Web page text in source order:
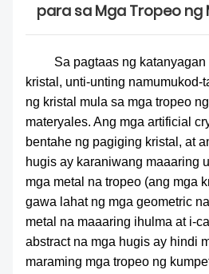
WORKSHOP
MAKIPAG-UGNAYAN SA AMIN
KATALOGO NG PRODUKTO
BALITA
para sa Mga Tropeo ng
Sa pagtaas ng katanyagan
kristal, unti-unting namumukod-
ng kristal mula sa mga tropeo
materyales. Ang mga artificial
bentahe ng pagiging kristal, at
hugis ay karaniwang maaaring
mga metal na tropeo (ang mga
gawa lahat ng mga geometric
metal na maaaring ihulma at i-
abstract na mga hugis ay hindi
maraming mga tropeo ng